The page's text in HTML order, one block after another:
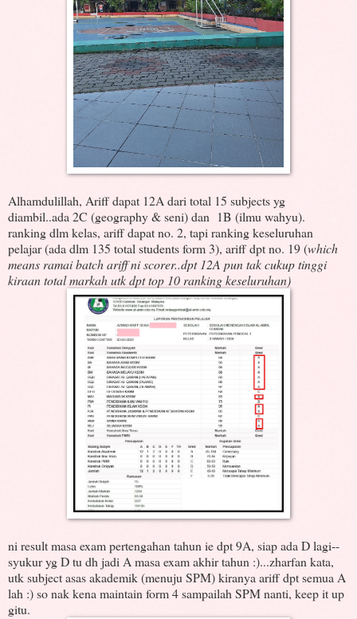
Alhamdulillah, Ariff dapat 12A dari total 15 subjects yg
diambil..ada 2C (geography & seni) dan 1B (ilmu wahyu).
ranking dlm kelas, ariff dapat no. 2, tapi ranking keseluruhan
pelajar (ada dlm 135 total students form 3), ariff dpt no. 19 (which
means ramai batch ariff ni scorer..dpt 12A pun tak cukup tinggi
kiraan total markah utk dpt top 10 ranking keseluruhan)
ni result masa exam pertengahan tahun ie dpt 9A, siap ada D lagi--
syukur yg D tu dh jadi A masa exam akhir tahun :)...zharfan kata,
utk subject asas akademik (menuju SPM) kiranya ariff dpt semua A
lah :) so nak kena maintain form 4 sampailah SPM nanti, keep it up
gitu.